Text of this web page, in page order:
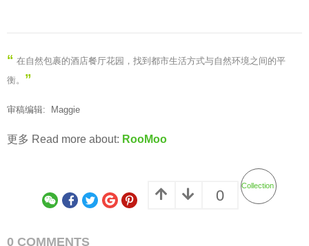
“ 在自然包裹的酒店餐厅花园，找到都市生活方式与自然环境之间的平
衡。 ”
审稿编辑: Maggie
更多 Read more about: RooMoo
0
Collection
0 COMMENTS